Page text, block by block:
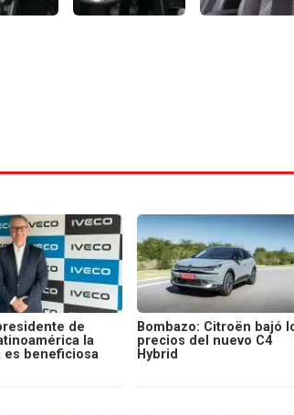
de
la
es beneficiosa
Bombazo: Citroën bajó
precios del nuevo C4
Hybrid